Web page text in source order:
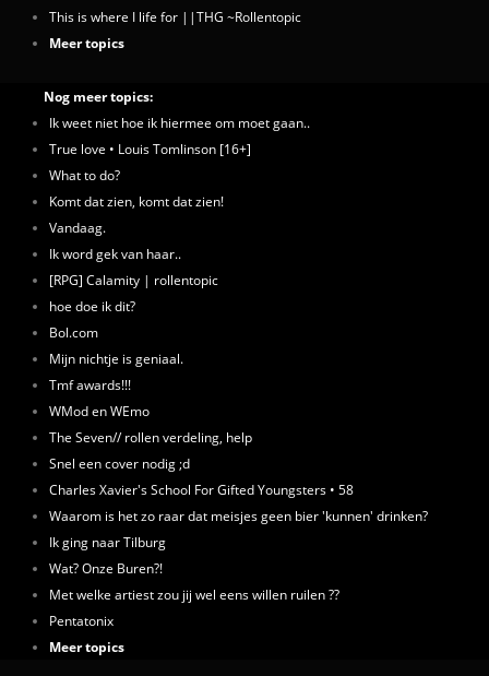
This is where I life for ||THG ~Rollentopic
Meer topics
Nog meer topics:
Ik weet niet hoe ik hiermee om moet gaan..
True love • Louis Tomlinson [16+]
What to do?
Komt dat zien, komt dat zien!
Vandaag.
Ik word gek van haar..
[RPG] Calamity | rollentopic
hoe doe ik dit?
Bol.com
Mijn nichtje is geniaal.
Tmf awards!!!
WMod en WEmo
The Seven// rollen verdeling, help
Snel een cover nodig ;d
Charles Xavier's School For Gifted Youngsters • 58
Waarom is het zo raar dat meisjes geen bier 'kunnen' drinken?
Ik ging naar Tilburg
Wat? Onze Buren?!
Met welke artiest zou jij wel eens willen ruilen ??
Pentatonix
Meer topics